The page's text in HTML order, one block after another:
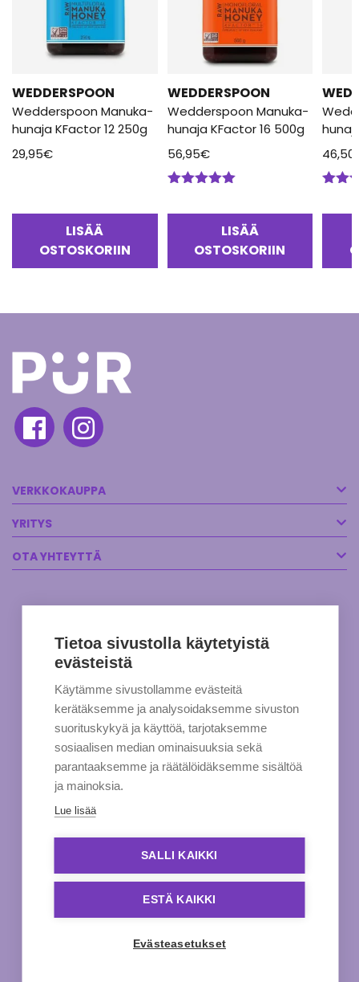
WEDDERSPOON
Wedderspoon Manuka-
hunaja KFactor 12 250g
29,95€
LISÄÄ
OSTOSKORIIN
WEDDERSPOON
Wedderspoon Manuka-
hunaja KFactor 16 500g
56,95€
LISÄÄ
OSTOSKORIIN
46,50
VERKKOKAUPPA
YRITYS
OTA YHTEYTTÄ
Tietoa sivustolla käytetyistä
evästeistä
Käytämme sivustollamme evästeitä
kerätäksemme ja analysoidaksemme sivuston
suorituskykyä ja käyttöä, tarjotaksemme
sosiaalisen median ominaisuuksia sekä
parantaaksemme ja räätälöidäksemme sisältöä
ja mainoksia.
Lue lisää
SALLI KAIKKI
ESTÄ KAIKKI
Evästeasetukset